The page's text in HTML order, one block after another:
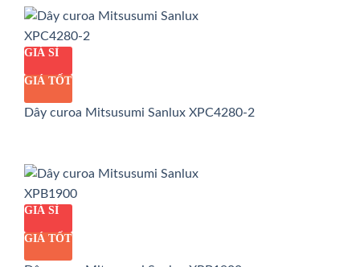
GIÁ SỈ
GIÁ TỐT
Dây curoa Mitsusumi Sanlux XPC4280-2
GIÁ SỈ
GIÁ TỐT